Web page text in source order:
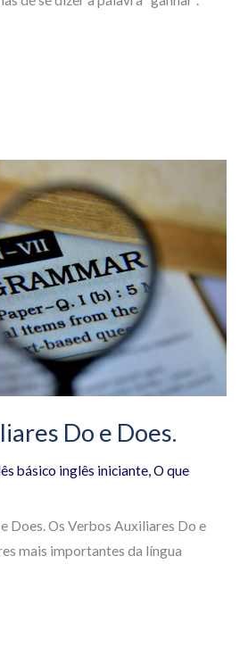
Do e Does.
básico inglês iniciante, O que
Does. Os Verbos Auxiliares Do e
mais importantes da língua